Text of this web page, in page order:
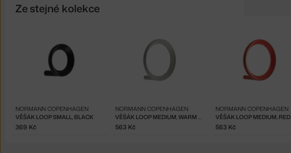
Ze stejné kolekce
VĚŠÁK LOOP SMALL, BLACK
NORMANN COPENHAGEN
369 Kč
VĚŠÁK LOOP MEDIUM, WARM GREY
NORMANN COPENHAGEN
563 Kč
VĚŠÁK LOOP MEDIUM, RED
NORMANN COPENHAGEN
563 Kč